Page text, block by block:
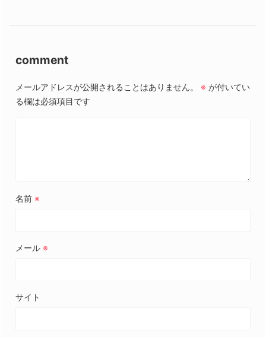
comment
メールアドレスが公開されることはありません。 ※ が付いてい
る欄は必須項目です
名前 ※
メール ※
サイト